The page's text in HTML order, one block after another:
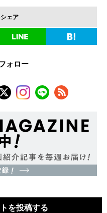
ェア
ォロー
を投稿する